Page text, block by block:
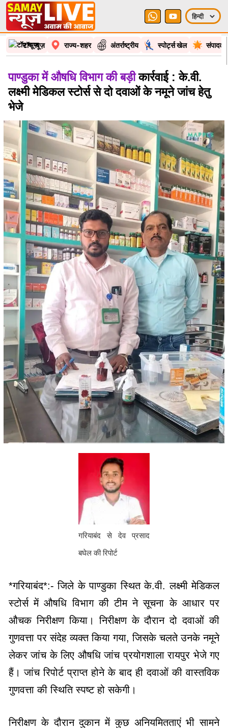
टॉप न्यूज़ राज्य-शहर अंतर्राष्ट्रीय स्पोर्ट्स खेल
पाण्डुका में औषधि विभाग की बड़ीकार्रवाई : के.वी.
लक्ष्मी मेडिकल स्टोर्स से दो दवाओं के नमूने जांच हेतु
भेजे
गरियाबंद से देव प्रसाद
बघेल की रिपोर्ट
*गरियाबंद*:- जिले के पाण्डुका स्थित के.वी. लक्ष्मी मेडिकल
स्टोर्स में औषधि विभाग की टीम ने सूचना के आधार पर
औचक निरीक्षण किया। निरीक्षण के दौरान दो दवाओं की
गुणवत्ता पर संदेह व्यक्त किया गया, जिसके चलते उनके नमूने
लेकर जांच के लिए औषधि जांच प्रयोगशाला रायपुर भेजे गए
हैं। जांच रिपोर्ट प्राप्त होने के बाद ही दवाओं की वास्तविक
गुणवत्ता की स्थिति स्पष्ट हो सकेगी।
निरीक्षण के दौरान दुकान में कुछ अनियमितताएं भी सामने